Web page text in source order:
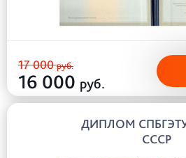
17 000руб.
16 000 руб.
ДИПЛОМ
СССР